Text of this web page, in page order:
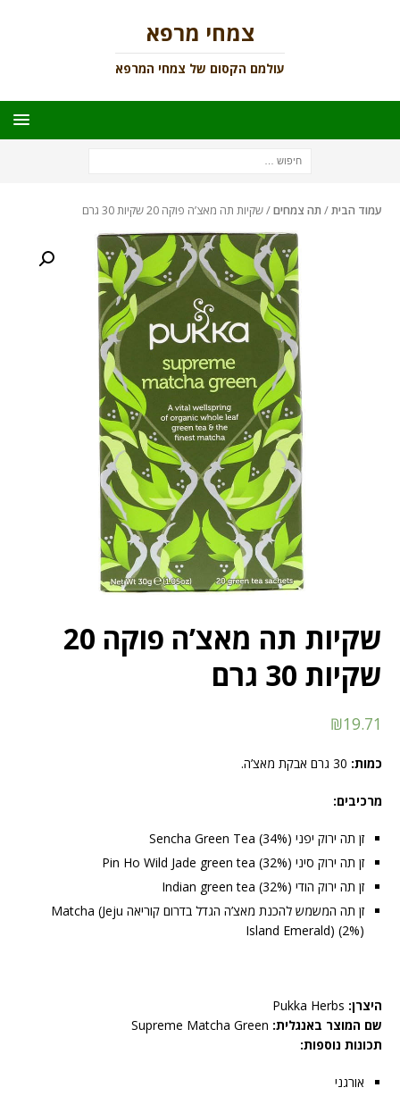
צמחי מרפא
עולמם הקסום של צמחי המרפא
עמוד הבית/ תה צמחים/ שקיות תה מאצ’ה פוקה 20 שקיות 30 גרם
שקיות תה מאצ’ה פוקה 20
שקיות 30 גרם
₪19.71
כמות:
מרכיבים:
זן תה ירוק יפני Sencha Green Tea (34%)
זן תה ירוק סיני Pin Ho Wild Jade green tea (32%)
זן תה ירוק הודי Indian green tea (32%)
זן תה המשמש להכנת מאצ’ה הגדל בדרום קוריאה Matcha (Jeju
Island Emerald) (2%)
היצרן:
שם המוצר באנגלית:
תכונות נוספות:
אורגני